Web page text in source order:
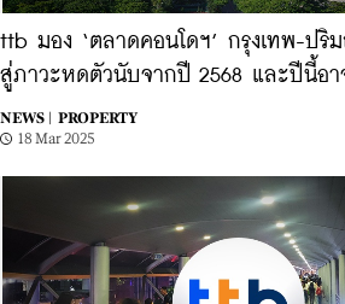
ttb มอง ‘ตลาดคอนโดฯ’ กรุงเทพ-ปริ
สู่ภาวะหดตัวนับจากปี 2568 และปีนี้อา
NEWS |
PROPERTY
18 Mar 2025